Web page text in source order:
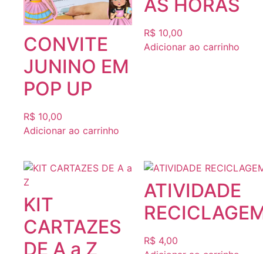
CONVITE
JUNINO EM
POP UP
R$ 10,00
Adicionar ao carrinho
AS HORAS
R$ 10,00
Adicionar ao carrinho
KIT
CARTAZES
DE A a Z
ATIVIDADE
R$ 4,00